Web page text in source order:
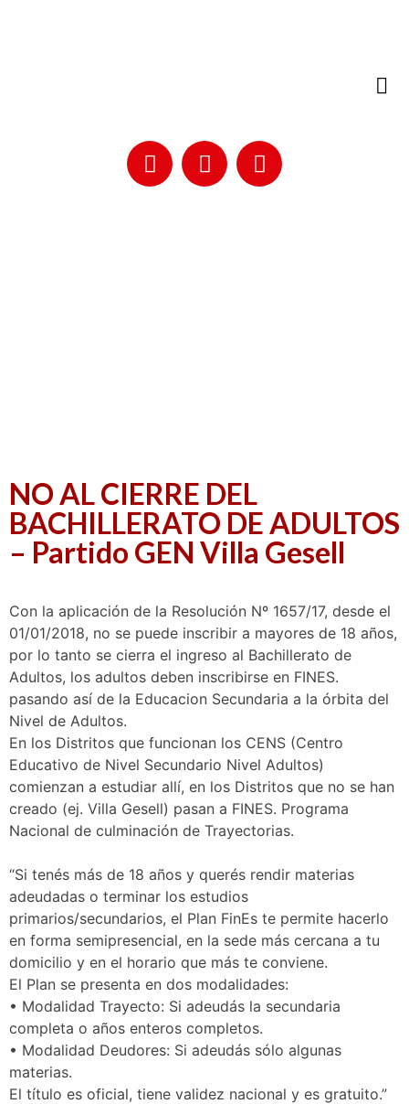
NO AL CIERRE DEL
BACHILLERATO DE ADULTOS
– Partido GEN Villa Gesell
Con la aplicación de la Resolución Nº 1657/17, desde el
01/01/2018, no se puede inscribir a mayores de 18 años,
por lo tanto se cierra el ingreso al Bachillerato de
Adultos, los adultos deben inscribirse en FINES.
pasando así de la Educacion Secundaria a la órbita del
Nivel de Adultos.
En los Distritos que funcionan los CENS (Centro
Educativo de Nivel Secundario Nivel Adultos)
comienzan a estudiar allí, en los Distritos que no se han
creado (ej. Villa Gesell) pasan a FINES. Programa
Nacional de culminación de Trayectorias.
“Si tenés más de 18 años y querés rendir materias
adeudadas o terminar los estudios
primarios/secundarios, el Plan FinEs te permite hacerlo
en forma semipresencial, en la sede más cercana a tu
domicilio y en el horario que más te conviene.
El Plan se presenta en dos modalidades:
• Modalidad Trayecto: Si adeudás la secundaria
completa o años enteros completos.
• Modalidad Deudores: Si adeudás sólo algunas
materias.
El título es oficial, tiene validez nacional y es gratuito.”